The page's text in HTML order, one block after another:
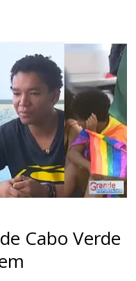
Cabo Verde